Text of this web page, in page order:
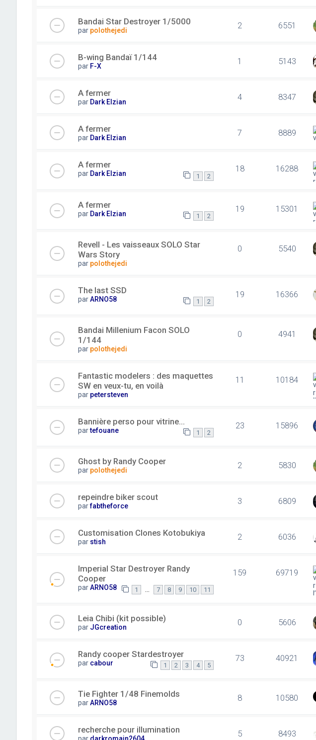
Bandai Star Destroyer 1/5000
par polothejedi 2 6551
B-wing Bandaï 1/144
par F-X 1 5143
A fermer
par Dark Elzian 4 8347
A fermer
par Dark Elzian 7 8889
A fermer
par Dark Elzian 1 2
18 16288
A fermer
par Dark Elzian 1 2
19 15301
Revell - Les vaisseaux SOLO Star
Wars Story
par polothejedi
0 5540
The last SSD
parARNO58 1 2
19 16366
Bandai Millenium Facon SOLO
1/144
par polothejedi
0 4941
Fantastic modelers : des maquettes
SW en veux-tu, en voilà
par petersteven
11 10184
Bannière perso pour vitrine...
partefouane 1 2
23 15896
Ghost by Randy Cooper
par polothejedi 2 5830
repeindre biker scout
parfabtheforce 3 6809
Customisation Clones Kotobukiya
par stish 2 6036
Imperial Star Destroyer Randy
Cooper
parARNO58 1 … 7 8 9 10 11
159 69719
Leia Chibi (kit possible)
par JGcreation 0 5606
Randy cooper Stardestroyer
par cabour 1 2 3 4 5
73 40921
Tie Fighter 1/48 Finemolds
parARNO58 8 10580
recherche pour illumination 5 8493